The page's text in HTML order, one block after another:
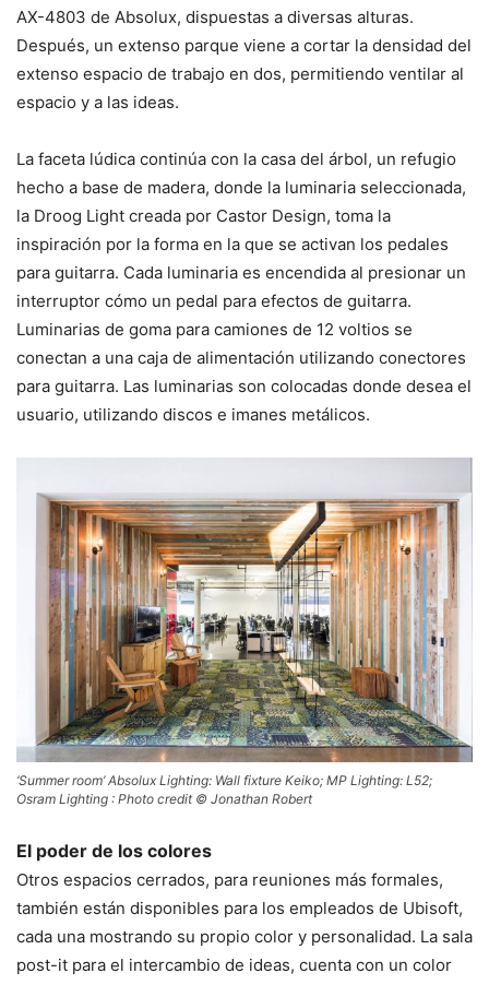
AX-4803 de Absolux, dispuestas a diversas alturas.
Después, un extenso parque viene a cortar la densidad del
extenso espacio de trabajo en dos, permitiendo ventilar al
espacio y a las ideas.
La faceta lúdica continúa con la casa del árbol, un refugio
hecho a base de madera, donde la luminaria seleccionada,
la Droog Light creada por Castor Design, toma la
inspiración por la forma en la que se activan los pedales
para guitarra. Cada luminaria es encendida al presionar un
interruptor cómo un pedal para efectos de guitarra.
Luminarias de goma para camiones de 12 voltios se
conectan a una caja de alimentación utilizando conectores
para guitarra. Las luminarias son colocadas donde desea el
usuario, utilizando discos e imanes metálicos.
‘Summer room’ Absolux Lighting: Wall fixture Keiko; MP Lighting: L52;
Osram Lighting : Photo credit © Jonathan Robert
El poder de los colores
Otros espacios cerrados, para reuniones más formales,
también están disponibles para los empleados de Ubisoft,
cada una mostrando su propio color y personalidad. La sala
post-it para el intercambio de ideas, cuenta con un color